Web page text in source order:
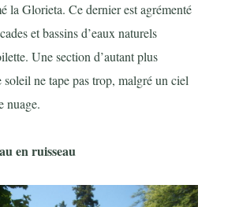
la Glorieta. Ce dernier est agrémenté
et bassins d’eaux naturels
Une section d’autant plus
soleil ne tape pas trop, malgré un ciel
nuage.
en ruisseau